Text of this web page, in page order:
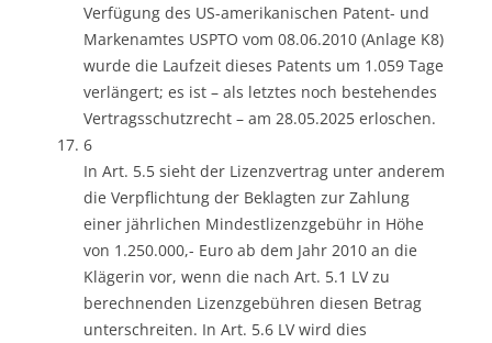
Verfügung des US-amerikanischen Patent- und
Markenamtes USPTO vom 08.06.2010 (Anlage K8)
wurde die Laufzeit dieses Patents um 1.059 Tage
verlängert; es ist – als letztes noch bestehendes
Vertragsschutzrecht – am 28.05.2025 erloschen.
6
In Art. 5.5 sieht der Lizenzvertrag unter anderem
die Verpflichtung der Beklagten zur Zahlung
einer jährlichen Mindestlizenzgebühr in Höhe
von 1.250.000,- Euro ab dem Jahr 2010 an die
Klägerin vor, wenn die nach Art. 5.1 LV zu
berechnenden Lizenzgebühren diesen Betrag
unterschreiten. In Art. 5.6 LV wird dies